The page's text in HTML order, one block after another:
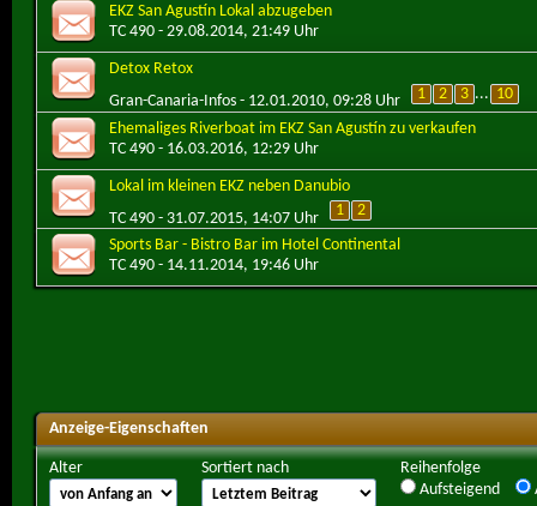
EKZ San Agustín Lokal abzugeben
TC 490 - 29.08.2014, 21:49 Uhr
Detox Retox
Gran-Canaria-Infos - 12.01.2010, 09:28 Uhr 1 2 3 ... 10
Ehemaliges Riverboat im EKZ San Agustín zu verkaufen
TC 490 - 16.03.2016, 12:29 Uhr
Lokal im kleinen EKZ neben Danubio
TC 490 - 31.07.2015, 14:07 Uhr 1
2
Sports Bar - Bistro Bar im Hotel Continental
TC 490 - 14.11.2014, 19:46 Uhr
Anzeige-Eigenschaften
Alter Sortiert nach
Reihenfolge
Aufsteigend